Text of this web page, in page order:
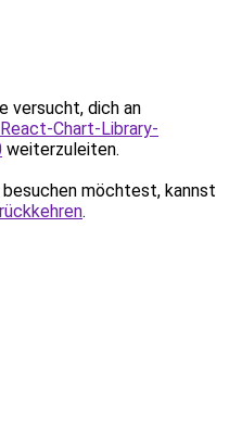
versucht, dich an
Chart-Library-
weiterzuleiten.
möchtest, kannst
.